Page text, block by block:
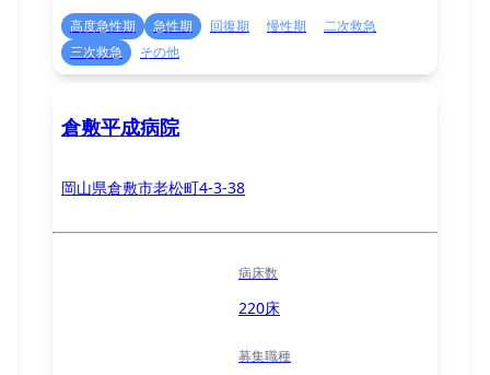
高度急性期 急性期 回復期 慢性期
二次救急
三次救急
その他
倉敷平成病院
岡山県倉敷市老松町4-3-38
病床数
220床
募集職種